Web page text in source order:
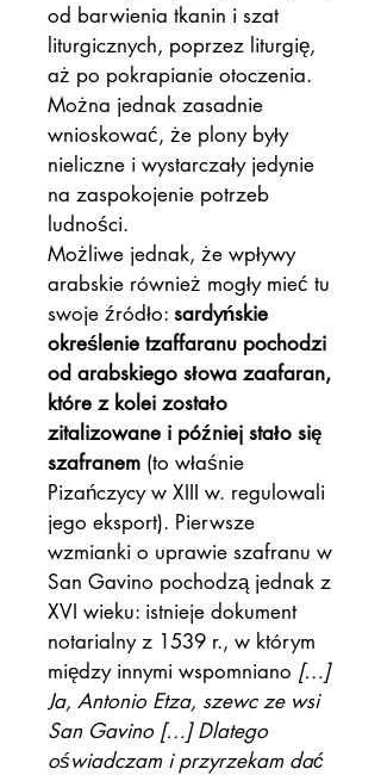
od barwienia tkanin i szat
liturgicznych, poprzez liturgię,
aż po pokrapianie otoczenia.
Można jednak zasadnie
wnioskować, że plony były
nieliczne i wystarczały jedynie
na zaspokojenie potrzeb
ludności.
Możliwe jednak, że wpływy
arabskie również mogły mieć tu
swoje źródło: sardyńskie
określenie tzaffaranu pochodzi
od arabskiego słowa zaafaran,
które z kolei zostało
zitalizowane i później stało się
szafranem (to właśnie
Pizańczycy w XIII w. regulowali
jego eksport). Pierwsze
wzmianki o uprawie szafranu w
San Gavino pochodzą jednak z
XVI wieku: istnieje dokument
notarialny z 1539 r., w którym
między innymi wspomniano […]
Ja, Antonio Etza, szewc ze wsi
San Gavino […] Dlatego
oświadczam i przyrzekam dać